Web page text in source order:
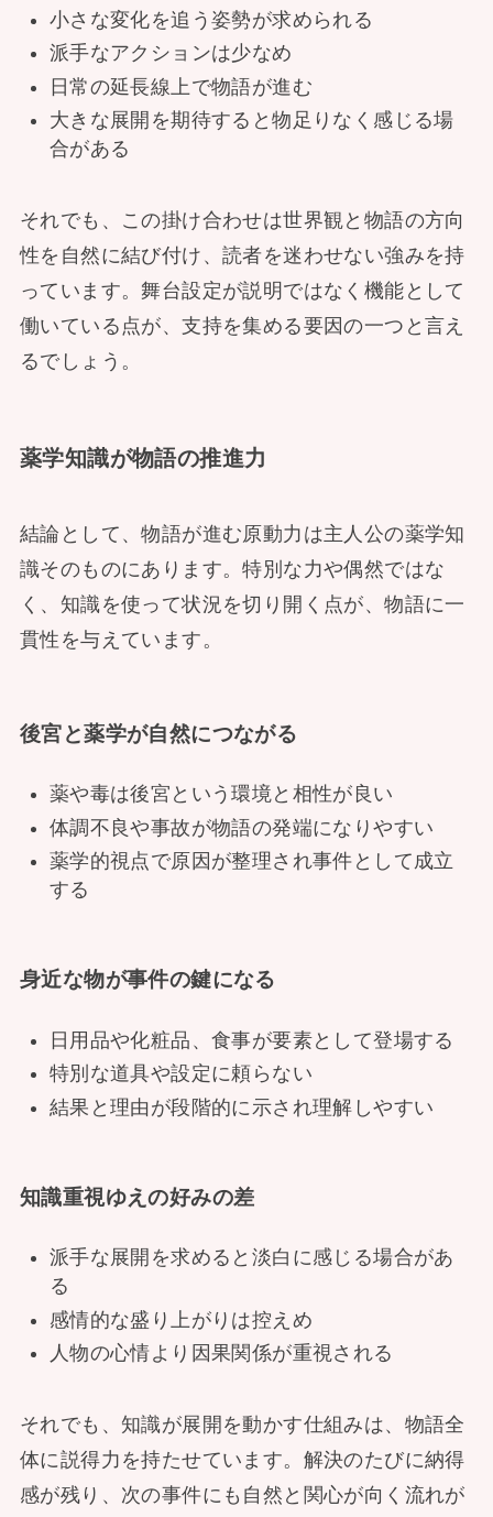
小さな変化を追う姿勢が求められる
派手なアクションは少なめ
日常の延長線上で物語が進む
大きな展開を期待すると物足りなく感じる場
合がある
それでも、この掛け合わせは世界観と物語の方向
性を自然に結び付け、読者を迷わせない強みを持
っています。舞台設定が説明ではなく機能として
働いている点が、支持を集める要因の一つと言え
るでしょう。
薬学知識が物語の推進力
結論として、物語が進む原動力は主人公の薬学知
識そのものにあります。特別な力や偶然ではな
く、知識を使って状況を切り開く点が、物語に一
貫性を与えています。
後宮と薬学が自然につながる
薬や毒は後宮という環境と相性が良い
体調不良や事故が物語の発端になりやすい
薬学的視点で原因が整理され事件として成立
する
身近な物が事件の鍵になる
日用品や化粧品、食事が要素として登場する
特別な道具や設定に頼らない
結果と理由が段階的に示され理解しやすい
知識重視ゆえの好みの差
派手な展開を求めると淡白に感じる場合があ
る
感情的な盛り上がりは控えめ
人物の心情より因果関係が重視される
それでも、知識が展開を動かす仕組みは、物語全
体に説得力を持たせています。解決のたびに納得
感が残り、次の事件にも自然と関心が向く流れが